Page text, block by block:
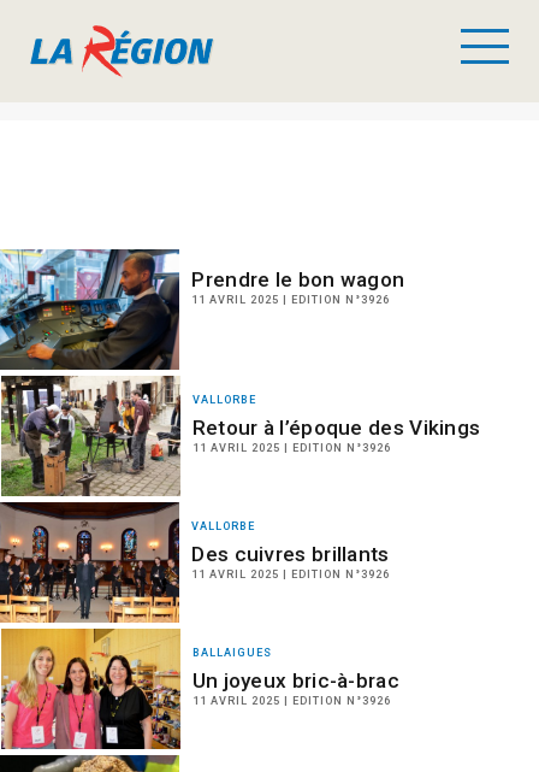
Prendre le bon wagon
11 AVRIL 2025 | EDITION N°3926
VALLORBE
Retour à l’époque des Vikings
11 AVRIL 2025 | EDITION N°3926
VALLORBE
Des cuivres brillants
11 AVRIL 2025 | EDITION N°3926
BALLAIGUES
Un joyeux bric-à-brac
11 AVRIL 2025 | EDITION N°3926